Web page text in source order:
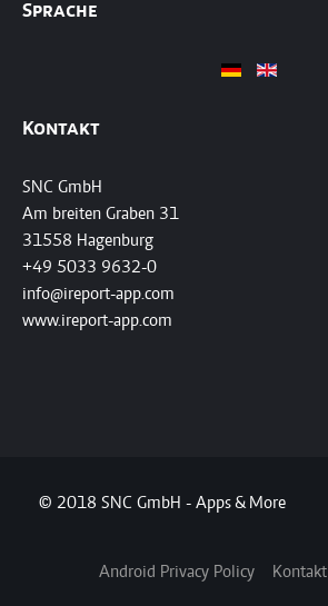
Sprache
Kontakt
SNC GmbH
Am breiten Graben 31
31558 Hagenburg
+49 5033 9632-0
info@ireport-app.com
www.ireport-app.com
© 2018 SNC GmbH - Apps & More
Android Privacy Policy Kontakt